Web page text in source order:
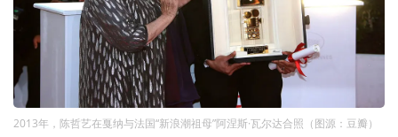
2013年，陈哲艺在戛纳与法国“新浪潮祖母”阿涅斯·瓦尔达合照（图源：豆瓣）